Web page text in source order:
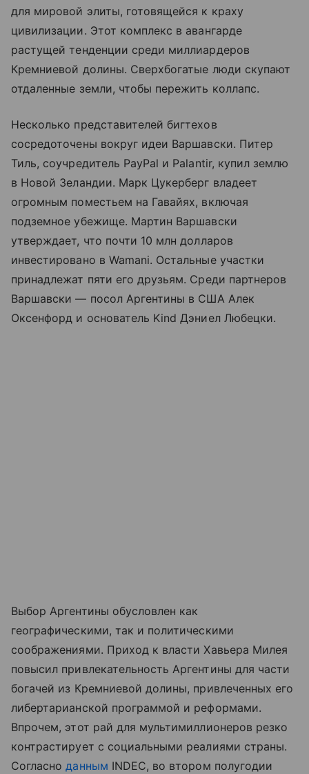
для мировой элиты, готовящейся к краху
цивилизации. Этот комплекс в авангарде
растущей тенденции среди миллиардеров
Кремниевой долины. Сверхбогатые люди скупают
отдаленные земли, чтобы пережить коллапс.
Несколько представителей бигтехов
сосредоточены вокруг идеи Варшавски. Питер
Тиль, соучредитель PayPal и Palantir, купил землю
в Новой Зеландии. Марк Цукерберг владеет
огромным поместьем на Гавайях, включая
подземное убежище. Мартин Варшавски
утверждает, что почти 10 млн долларов
инвестировано в Wamani. Остальные участки
принадлежат пяти его друзьям. Среди партнеров
Варшавски — посол Аргентины в США Алек
Оксенфорд и основатель Kind Дэниел Любецки.
Выбор Аргентины обусловлен как
географическими, так и политическими
соображениями. Приход к власти Хавьера Милея
повысил привлекательность Аргентины для части
богачей из Кремниевой долины, привлеченных его
либертарианской программой и реформами.
Впрочем, этот рай для мультимиллионеров резко
контрастирует с социальными реалиями страны.
Согласноданным INDEC, во втором полугодии